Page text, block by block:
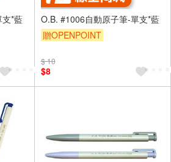
*藍
O.B. #1006自動原子筆-單支*藍
贈OPENPOINT
$ 10
$8